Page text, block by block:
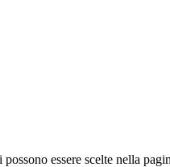
essere scelte nella